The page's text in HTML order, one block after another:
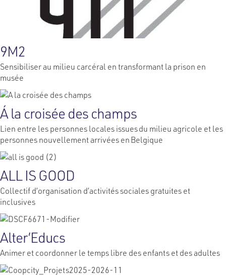
9M2
Sensibiliser au milieu carcéral en transformant la prison en
musée
Á la croisée des champs
Lien entre les personnes locales issues du milieu agricole et les
personnes nouvellement arrivées en Belgique
ALL IS GOOD
Collectif d’organisation d’activités sociales gratuites et
inclusives
Alter’Educs
Animer et coordonner le temps libre des enfants et des adultes